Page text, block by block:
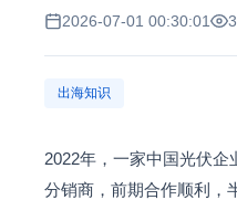
2026-07-01 00:30:01
出海知识
2022年，一家中国光伏
分销商，前期合作顺利，